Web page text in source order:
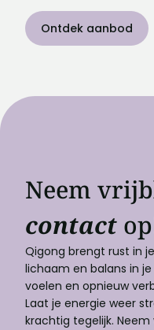
Ontdek aanbod
Neem
contact
Qigong brengt rust in
lichaam en balans in
voelen en opnieuw
Laat je energie weer
krachtig tegelijk.